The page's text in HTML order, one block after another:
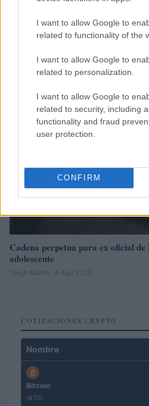
I want to allow Google to
related to functionality of the
I want to allow Google to
related to personalization.
I want to allow Google to
related to security, including
functionality and fraud
user protection.
CONFIRM
Criptomonedas en 2026: análisis
futuras
Diego Martín · 7 Ago 2026
Cadena perpetua para ex oficial
adolescente
Diego Martín · 6 Ago 2026
COTIZACIONES CRYPTO
Nombre
Bitcoin
(BTC)